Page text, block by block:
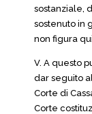
sostanziale,
sostenuto in
non figura
V. A questo
dar seguito
Corte di
Corte